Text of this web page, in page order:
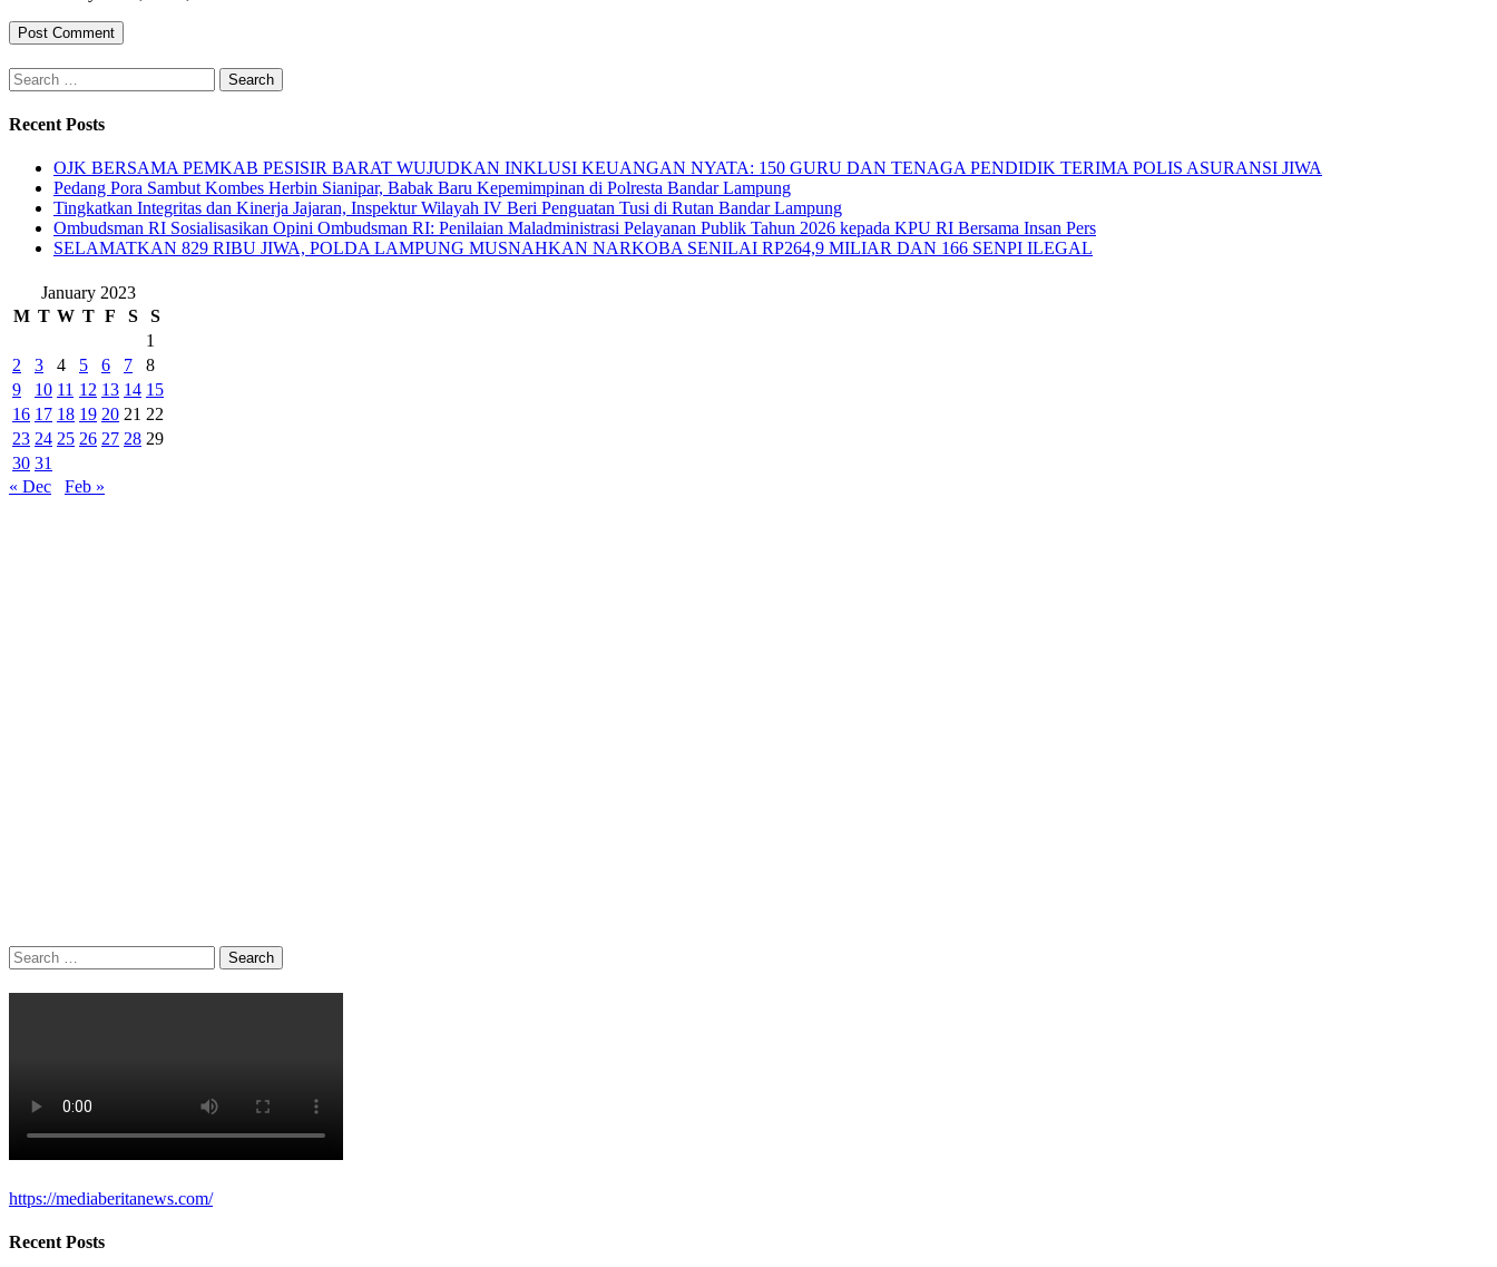
Search
for:
Recent Posts
OJK BERSAMA PEMKAB PESISIR BARAT WUJUDKAN INKLUSI KEUANGAN NYATA: 150 GURU DAN TENAGA PENDIDIK TERIMA POLIS ASURANSI JIWA
Pedang Pora Sambut Kombes Herbin Sianipar, Babak Baru Kepemimpinan di Polresta Bandar Lampung
Tingkatkan Integritas dan Kinerja Jajaran, Inspektur Wilayah IV Beri Penguatan Tusi di Rutan Bandar Lampung
Ombudsman RI Sosialisasikan Opini Ombudsman RI: Penilaian Maladministrasi Pelayanan Publik Tahun 2026 kepada KPU RI Bersama Insan Pers
SELAMATKAN 829 RIBU JIWA, POLDA LAMPUNG MUSNAHKAN NARKOBA SENILAI RP264,9 MILIAR DAN 166 SENPI ILEGAL
January 2023
M T W T F S
S
1
2
3 4 5 6 7
8
9
10 11 12 13 14 15
16 17 18 19 20 21 22
23 24 25 26 27 28 29
30 31
« Dec
Feb »
Search
for:
https://mediaberitanews.com/
Recent Posts